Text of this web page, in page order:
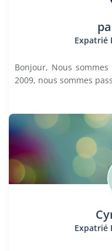
Expatrié
Bonjour, Nous
2009, nous sommes
Expatrié